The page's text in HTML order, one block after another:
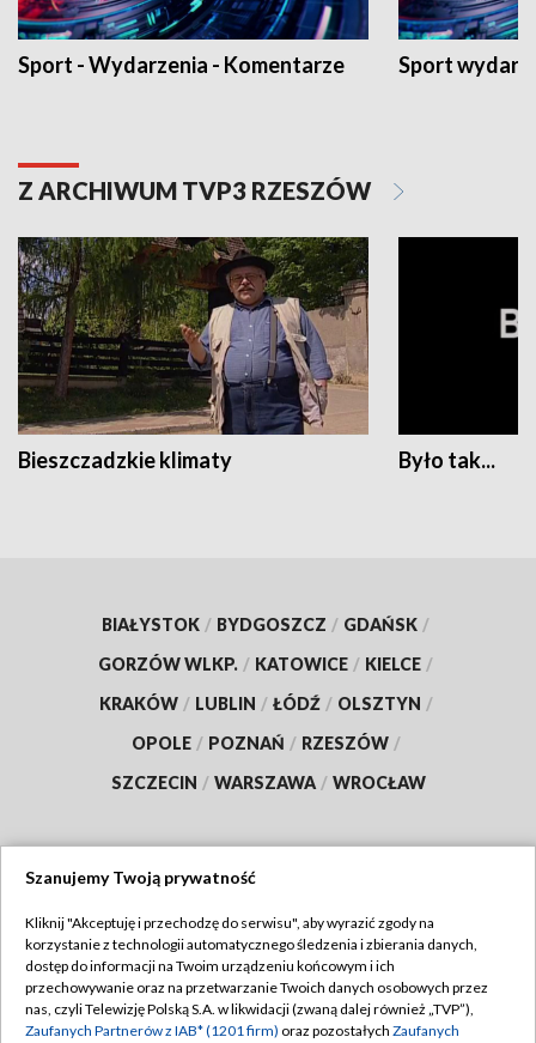
Sport - Wydarzenia - Komentarze Sport
Z ARCHIWUM TVP3 RZESZÓW
Bieszczadzkie klimaty Było tak...
BIAŁYSTOK / BYDGOSZCZ / GDAŃSK /
GORZÓW WLKP. / KATOWICE / KIELCE /
KRAKÓW / LUBLIN / ŁÓDŹ / OLSZTYN /
OPOLE / POZNAŃ / RZESZÓW /
SZCZECIN / WARSZAWA / WROCŁAW
TVP
Abonament TVP
Emisja w TVP
Regulamin TVP
Polityka prywatności
Szanujemy Twoją prywatność
Kliknij "Akceptuję i przechodzę do serwisu", aby wyrazić zgody na
korzystanie z technologii automatycznego śledzenia i zbierania danych,
dostęp do informacji na Twoim urządzeniu końcowym i ich
przechowywanie oraz na przetwarzanie Twoich danych osobowych przez
nas, czyli Telewizję Polską S.A. w likwidacji (zwaną dalej również „TVP”),
Zaufanych Partnerów z IAB* (1201 firm) oraz pozostałych Zaufanych